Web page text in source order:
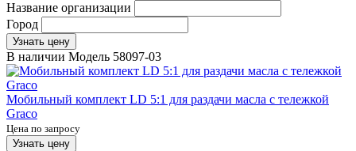
Название организации
Город
Узнать цену
В наличии Модель 58097-03
Мобильный комплект LD 5:1 для раздачи масла с тележкой
Graco
Цена по запросу
Узнать цену